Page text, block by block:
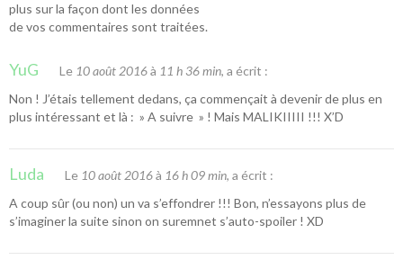
plus sur la façon dont les données
de vos commentaires sont traitées.
YuG Le 10 août 2016à 11 h 36 min, a écrit :
Non ! J’étais tellement dedans, ça commençait à devenir de plus en
plus intéressant et là : » A suivre » ! Mais MALIKIIIII !!! X’D
Luda Le 10 août 2016à 16 h 09 min, a écrit :
A coup sûr (ou non) un va s’effondrer !!! Bon, n’essayons plus de
s’imaginer la suite sinon on suremnet s’auto-spoiler ! XD